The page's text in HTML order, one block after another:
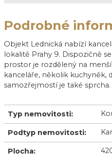
Podrobné
Objekt Lednická nabízí
lokalitě Prahy 9. Dispozičně
prostor je rozdělený na
kanceláře, několik kuchyněk,
samozřejmostí je také sprcha.
Typ nemovitosti:
Podtyp nemovitosti:
Plocha: